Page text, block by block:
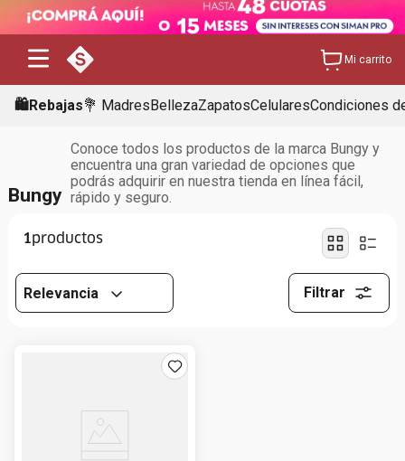
Mi carrito
🛍️Rebajas💐 MadresBellezaZapatosCelularesCondiciones
Bungy
Conoce todos los productos de la marca Bungy y
encuentra una gran variedad de opciones que
podrás adquirir en nuestra tienda en línea fácil,
rápido y seguro.
1
Relevancia Filtrar